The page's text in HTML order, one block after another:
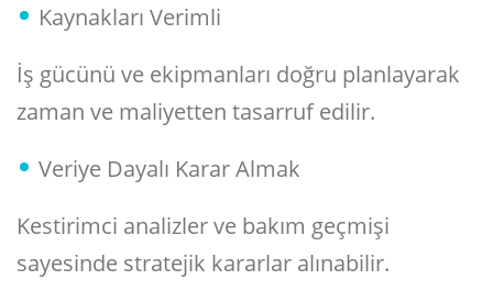
Kaynakları Verimli
İş gücünü ve ekipmanları doğru planlayarak
zaman ve maliyetten tasarruf edilir.
Veriye Dayalı Karar Almak
Kestirimci analizler ve bakım geçmişi
sayesinde stratejik kararlar alınabilir.